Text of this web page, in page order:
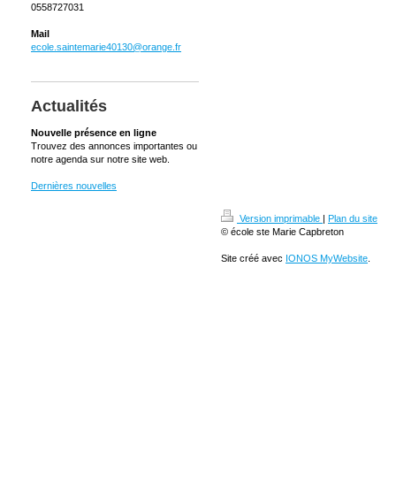
0558727031
Mail
ecole.saintemarie40130@orange.fr
Actualités
Nouvelle présence en ligne
Trouvez des annonces importantes ou
notre agenda sur notre site web.
Dernières nouvelles
Version imprimable | Plan du site
© école ste Marie Capbreton
Site créé avec IONOS MyWebsite